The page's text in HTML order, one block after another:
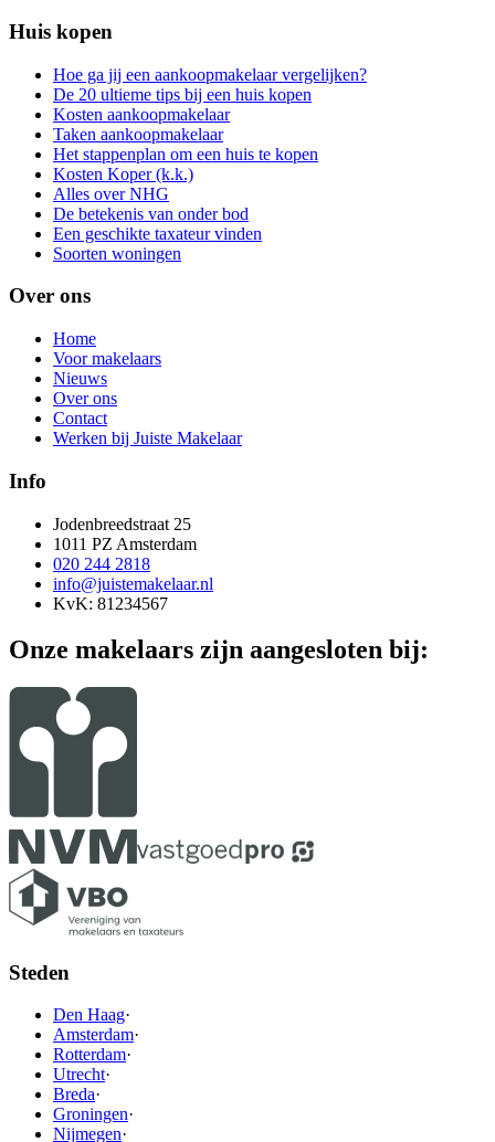
Huis kopen
Hoe ga jij een aankoopmakelaar vergelijken?
De 20 ultieme tips bij een huis kopen
Kosten aankoopmakelaar
Taken aankoopmakelaar
Het stappenplan om een huis te kopen
Kosten Koper (k.k.)
Alles over NHG
De betekenis van onder bod
Een geschikte taxateur vinden
Soorten woningen
Over ons
Home
Voor makelaars
Nieuws
Over ons
Contact
Werken bij Juiste Makelaar
Info
Jodenbreedstraat 25
1011 PZ Amsterdam
020 244 2818
info@juistemakelaar.nl
KvK: 81234567
Onze makelaars zijn aangesloten bij:
Steden
Den Haag·
Amsterdam·
Rotterdam·
Utrecht·
Breda·
Groningen·
Nijmegen·